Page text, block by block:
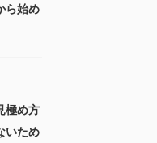
ら始め
極め方
いため